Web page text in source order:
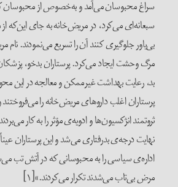
سراغ محبوسان می‌آمد و به‌خصوص از محبوسان
سبعانه‌ای می‌کرد، در مریض‌خانه به جای این‌که
بی‌یاور جلوگیری کنند آن را تسریع می‌نمودند. نام
مرگ وحشت ایجاد می‌کرد. پرستاران بدخو،
بد، رعایت بهداشت غیرممکن و معالجه در این
پرستاران اغلب داروهای مریض‌خانه را می‌فروختند
ثروتمند انژکسیون‌ها و ادویه‌ی مؤثر را به کار
نهایت درجه‌ی بدرفتاری می‌شد و این پرستاران
اداره‌ی سیاسی را به محبوسانی که در آتش تب
مرض بی‌تاب می‌شدند تکرار می‌کردند.»[۱]